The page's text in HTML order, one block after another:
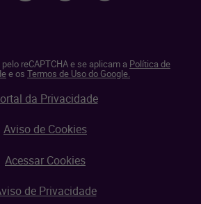
reCAPTCHA e se aplicam a Política de
e os Termos de Uso do Google.
da Privacidade
Aviso de Cookies
Acessar Cookies
de Privacidade